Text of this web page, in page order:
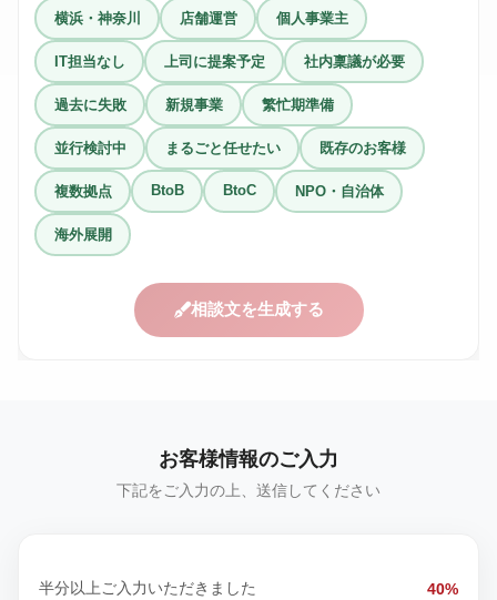
横浜・神奈川 店舗運営 個人事業主
IT担当なし 上司に提案予定 社内稟議が必要
過去に失敗 新規事業 繁忙期準備
並行検討中 まるごと任せたい 既存のお客様
複数拠点 BtoB BtoC NPO・自治体
海外展開
相談文を生成する
お客様情報のご入力
下記をご入力の上、送信してください
半分以上ご入力いただきました 40%